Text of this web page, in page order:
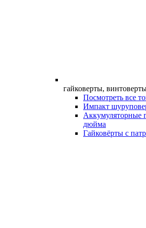
гайковерты,
Посмотреть все
Импакт
Аккумуляторные
дюйма
Гайковёрты с